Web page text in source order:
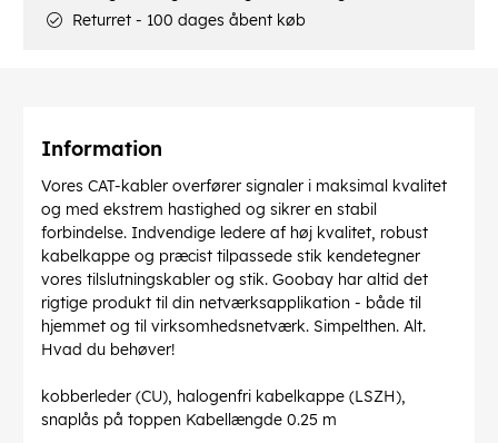
Returret - 100 dages åbent køb
Information
Vores CAT-kabler overfører signaler i maksimal kvalitet
og med ekstrem hastighed og sikrer en stabil
forbindelse. Indvendige ledere af høj kvalitet, robust
kabelkappe og præcist tilpassede stik kendetegner
vores tilslutningskabler og stik. Goobay har altid det
rigtige produkt til din netværksapplikation - både til
hjemmet og til virksomhedsnetværk. Simpelthen. Alt.
Hvad du behøver!
kobberleder (CU), halogenfri kabelkappe (LSZH),
snaplås på toppen Kabellængde 0.25 m